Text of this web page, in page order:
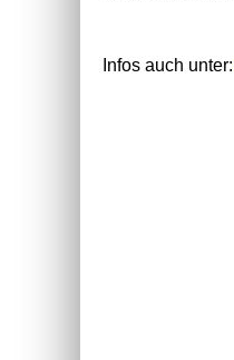
Infos auch unter: